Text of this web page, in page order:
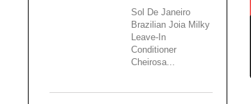
Sol De Janeiro
Brazilian Joia Milky
Leave-In
Conditioner
Cheirosa...